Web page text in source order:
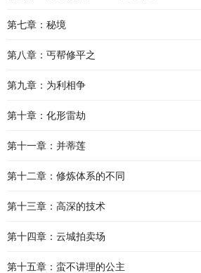
第七章：秘境
第八章：丐帮修平之
第九章：为利相争
第十章：化形雷劫
第十一章：并蒂莲
第十二章：修炼体系的不同
第十三章：高深的技术
第十四章：云城拍卖场
第十五章：蛮不讲理的公主